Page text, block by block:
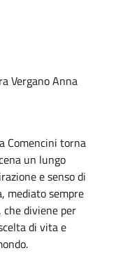
Vergano Anna
Comencini torna
un lungo
e senso di
mediato sempre
che diviene per
di vita e